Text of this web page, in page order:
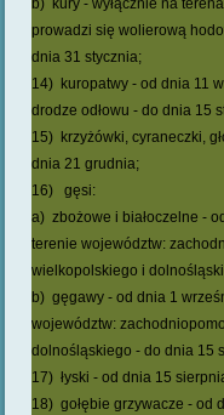
b) kury - wyłącznie na
prowadzi się wolierową
dnia 31 stycznia;
14) kuropatwy - od dnia 11
drodze odłowu - do dnia 15
15) krzyżówki, cyraneczki,
dnia 21 grudnia;
16) gęsi:
a) zbożowe i białoczelne -
terenie województw:
wielkopolskiego i
b) gęgawy - od dnia 1
województw:
dolnośląskiego - do dnia 15
17) łyski - od dnia 15
18) gołębie grzywacze - od